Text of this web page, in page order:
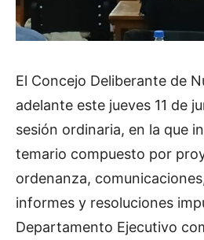
El Concejo Deliberante de
adelante este jueves 11 de
sesión ordinaria, en la que
temario compuesto por
ordenanza,
informes y resoluciones
Departamento Ejecutivo